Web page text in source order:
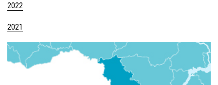
2022
2021